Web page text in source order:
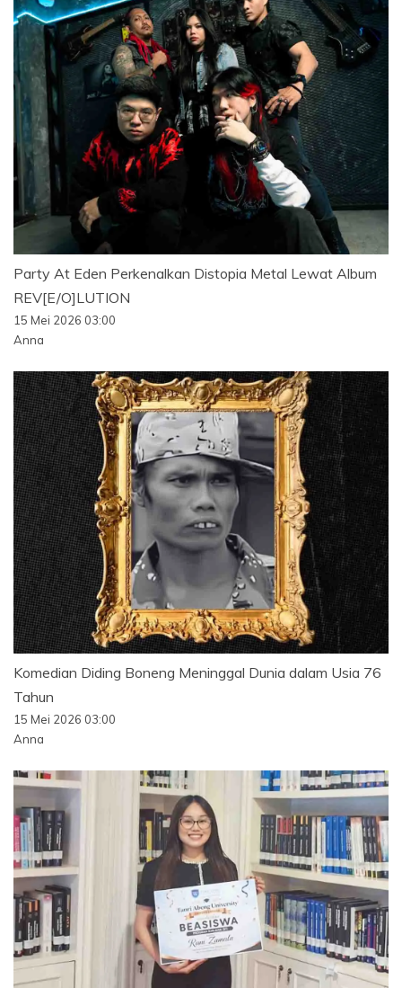
Party At Eden Perkenalkan Distopia Metal Lewat Album
REV[E/O]LUTION
15 Mei 2026 03:00
Anna
Komedian Diding Boneng Meninggal Dunia dalam Usia 76
Tahun
15 Mei 2026 03:00
Anna